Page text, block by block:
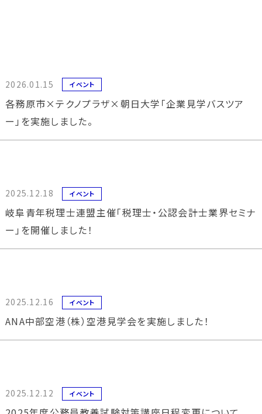
2026.01.15 イベント
各務原市×テクノプラザ×朝日大学「企業見学バスツア
ー」を実施しました。
2025.12.18 イベント
岐阜青年税理士連盟主催「税理士・公認会計士業界セミナ
ー」を開催しました！
2025.12.16 イベント
ANA中部空港（株）空港見学会を実施しました！
2025.12.12 イベント